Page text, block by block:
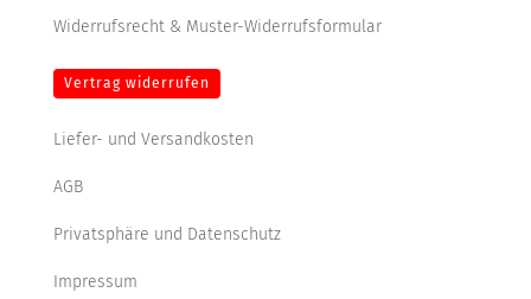
Widerrufsrecht & Muster-Widerrufsformular
Vertrag widerrufen
Liefer- und Versandkosten
AGB
Privatsphäre und Datenschutz
Impressum